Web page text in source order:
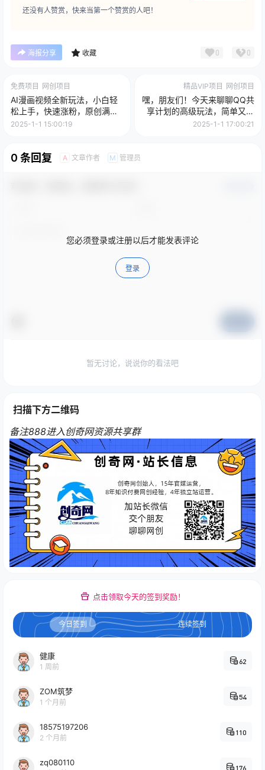
还没有人赞赏，快来当第一个赞赏的人吧！
海报分享 收藏 0 0
免费项目 网创项目
AI漫画视频全新玩法，小白轻
松上手，快速涨粉，原创满
满，收益多多
2025-1-1 15:00:19
精品VIP项目 网创项目
嘿，朋友们！今天来聊聊QQ共
享计划的高级玩法，简单又高
效，能让你的账号日入500+。
2025-1-1 17:00:21
0 条回复 A 文章作者 M 管理员
您必须登录或注册以后才能发表评论
登录
暂无讨论，说说你的看法吧
扫描下方二维码
备注888进入创奇网资源共享群
点击领取今天的签到奖励！
今日签到 连续签到
健康
1 周前
62
ZOM筑梦
1 个月前
54
18575197206
2 个月前
110
zq080110
176